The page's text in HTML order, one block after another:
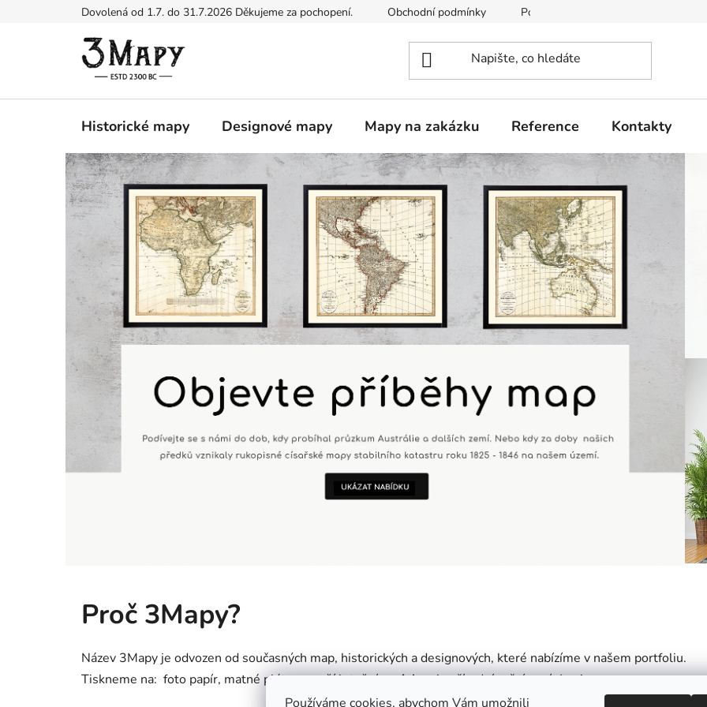
Používáme cookies, abychom Vám umožnili
Dovolená od 1.7. do 31.7.2026 Děkujeme za pochopení. Obchodní podmínky Podmínky ochrany osobních údajů
Historické mapy Designové mapy Mapy na zakázku Reference Kontakty
P
r
o
č
3
M
a
p
y
?
Proč 3Mapy?
Název 3Mapy je odvozen od současných map, historických a designových, které nabízíme v našem portfoliu.
Tiskneme na: foto papír, matné plátno a naší letošnínovinkouje přírodní ruční papír Losiny.